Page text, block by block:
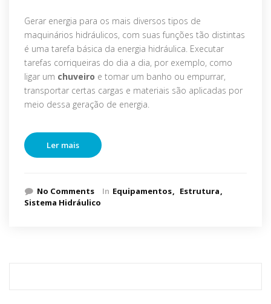
Gerar energia para os mais diversos tipos de
maquinários hidráulicos, com suas funções tão distintas
é uma tarefa básica da energia hidráulica. Executar
tarefas corriqueiras do dia a dia, por exemplo, como
ligar um chuveiro e tomar um banho ou empurrar,
transportar certas cargas e materiais são aplicadas por
meio dessa geração de energia.
Ler mais
No Comments In Equipamentos
Estrutura
Sistema Hidráulico